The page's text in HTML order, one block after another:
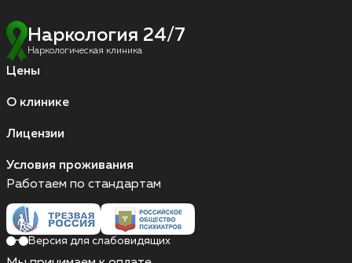
Наркология 24/7
Наркологическая клиника
Цены
О клинике
Лицензии
Условия проживания
Работаем по стандартам
Версия для слабовидящих